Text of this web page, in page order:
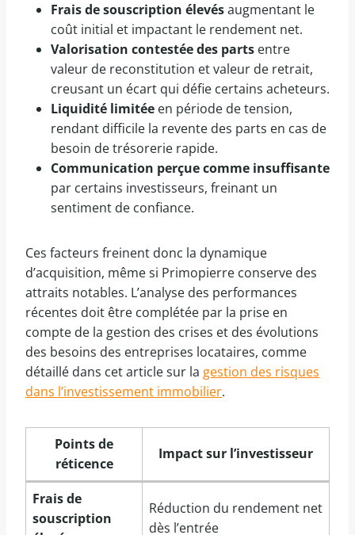
Frais de souscription élevésaugmentant le
coût initial et impactant le rendement net.
Valorisation contestée des parts entre
valeur de reconstitution et valeur de retrait,
creusant un écart qui défie certains acheteurs.
Liquidité limitée en période de tension,
rendant difficile la revente des parts en cas de
besoin de trésorerie rapide.
Communication perçue comme insuffisante
par certains investisseurs, freinant un
sentiment de confiance.
Ces facteurs freinent donc la dynamique
d’acquisition, même si Primopierre conserve des
attraits notables. L’analyse des performances
récentes doit être complétée par la prise en
compte de la gestion des crises et des évolutions
des besoins des entreprises locataires, comme
détaillé dans cet article sur la gestion des risques
dans l’investissement immobilier.
Points de
réticence
Impact sur l’investisseur
Frais de
souscription
Réduction du rendement net
dès l’entrée